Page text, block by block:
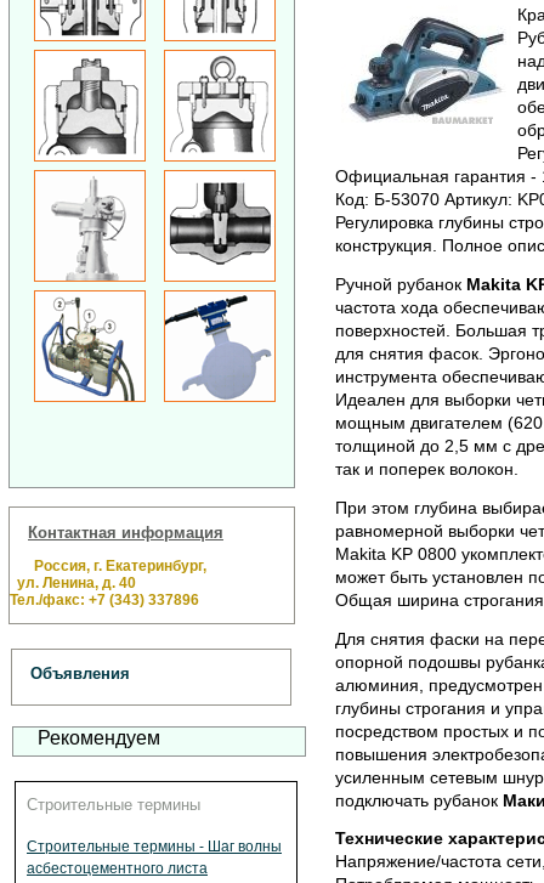
Контактная информация
Россия, г. Екатеринбург,
ул. Ленина, д. 40
Тел./факс: +7 (343) 337896
Объявления
Рекомендуем
Строительные термины
Строительные термины - Шаг волны
асбестоцементного листа
Официальная гарантия -
Код: Б-53070 Артикул:
Регулировка глубины
конструкция. Полное
Ручной рубанок Makita
частота хода
поверхностей. Большая
для снятия фасок.
инструмента
Идеален для выборки
мощным двигателем
толщиной до 2,5 мм с
так и поперек волокон.
При этом глубина
равномерной выборки
Makita KP 0800
может быть установлен
Общая ширина
Для снятия фаски на
опорной подошвы
алюминия, предусмотрен
глубины строгания и
посредством простых и
повышения
усиленным сетевым
подключать рубанок
Технические
Напряжение/частота